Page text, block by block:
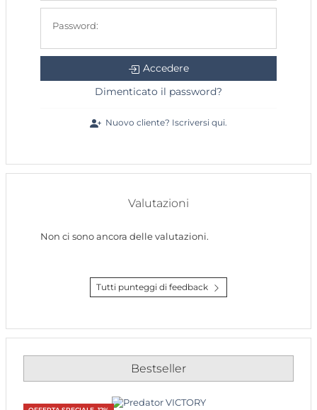
Password:
Accedere
Dimenticato il password?
Nuovo cliente? Iscriversi qui.
Valutazioni
Non ci sono ancora delle valutazioni.
Tutti punteggi di feedback
Bestseller